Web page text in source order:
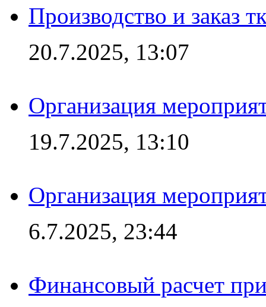
Производство и заказ
20.7.2025, 13:07
Организация
19.7.2025, 13:10
Организация
6.7.2025, 23:44
Финансовый расчет